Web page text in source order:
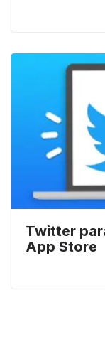
Twitter
App Store